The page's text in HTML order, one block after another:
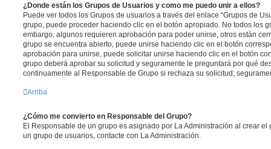
¿Donde están los Grupos de Usuarios y como me puedo unir a ellos?
Puede ver todos los Grupos de usuarios a través del enlace “Grupos de
grupo, puede proceder haciendo clic en el botón apropiado. No todos los
embargo, algunos requieren aprobación para poder unirse, otros están
grupo se encuentra abierto, puede unirse haciendo clic en el botón
aprobación para unirse, puede solicitar unirse haciendo clic en el botón
grupo deberá aprobar su solicitud y seguramente le preguntará por qué
continuamente al Responsable de Grupo si rechaza su solicitud;
Arriba
¿Cómo me convierto en Responsable del Grupo?
El Responsable de un grupo es asignado por La Administración al crear el
un grupo de usuarios, contacte con La Administración.